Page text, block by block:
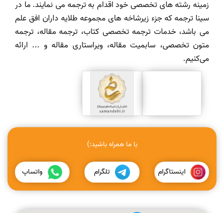
زمینه رشته های تخصصی خود اقدام به ترجمه می نمایند. ما در
سینا ترجمه که جزء زیرشاخه های مجموعه طلایه داران افق علم
می باشد، خدمات ترجمه تخصصی کتاب، ترجمه مقاله، ترجمه
متون تخصصی، سابمیت مقاله، ویراستاری مقاله و ... ارائه
می‌کنیم.
با ما همراه باشید:)
اینستاگرام تلگرام واتساپ